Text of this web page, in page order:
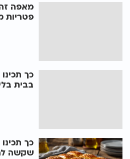
מאפה
פטריות
כך
בבית
כך
שקשה